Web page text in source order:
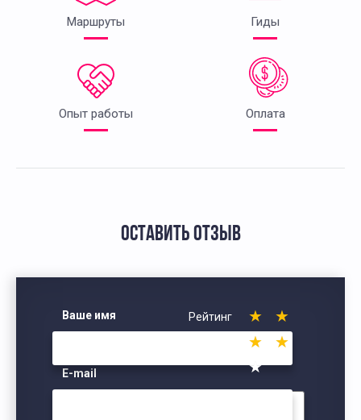
Маршруты Гиды
Опыт работы Оплата
ОСТАВИТЬ ОТЗЫВ
Ваше имя
E-mail
Рейтинг